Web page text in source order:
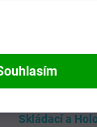
Skládací a